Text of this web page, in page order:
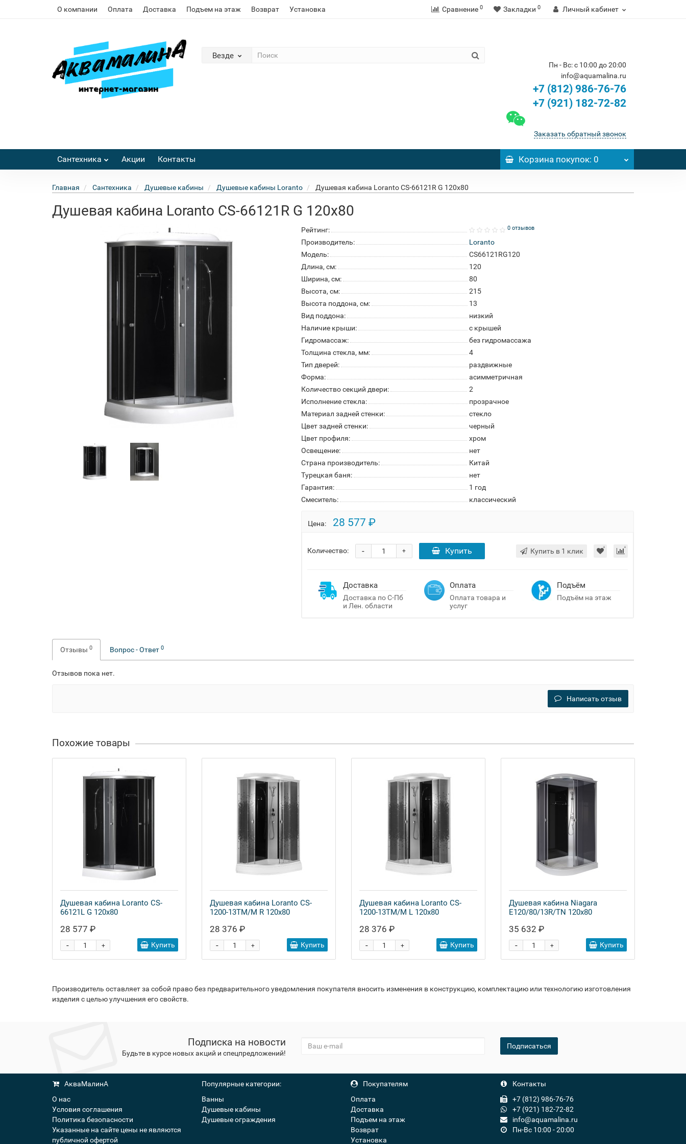
О компании Оплата Доставка Подъем на этаж Возврат Установка Сравнение 0 Закладки 0 Личный кабинет
Везде
Пн - Вс: с 10:00 до 20:00
info@aquamalina.ru
+7 (812) 986-76-76
+7 (921) 182-72-82
Заказать обратный звонок
Сантехника Акции Контакты Корзинапокупок: 0
Главная Сантехника Душевые кабины Душевые кабины Loranto Душевая кабина Loranto CS-66121R G 120x80
Душевая кабина Loranto CS-66121R G 120x80
Рейтинг: 0 отзывов
Производитель:
Loranto
Модель:
CS66121RG120
Длина, см:
120
Ширина, см:
80
Высота, см:
215
Высота поддона, см:
13
Вид поддона:
низкий
Наличие крыши:
с крышей
Гидромассаж:
без гидромассажа
Толщина стекла, мм:
4
Тип дверей:
раздвижные
Форма:
асимметричная
Количество секций двери:
2
Исполнение стекла:
прозрачное
Материал задней стенки:
стекло
Цвет задней стенки:
черный
Цвет профиля:
хром
Освещение:
нет
Страна производитель:
Китай
Турецкая баня:
нет
Гарантия:
1 год
Смеситель:
классический
Цена: 28 577 ₽
Количество: +
- Купить Купить в 1 клик
Доставка
Доставка по С-Пб
и Лен. области
Оплата
Оплата товара и
услуг
Подъём
Подъём на этаж
Отзывы 0 Вопрос - Ответ 0
Отзывов пока нет.
Написать отзыв
Похожие товары
Душевая кабина Loranto CS-
66121L G 120x80
28 577 ₽
+
- Купить
Душевая кабина Loranto CS-
1200-13TM/M R 120x80
28 376 ₽
+
- Купить
Душевая кабина Loranto CS-
1200-13TM/M L 120x80
28 376 ₽
+
- Купить
Душевая кабина Niagara
E120/80/13R/TN 120x80
35 632 ₽
+
- Купить
Производитель оставляет за собой право без предварительного уведомления покупателя вносить изменения в конструкцию, комплектацию или технологию изготовления
изделия с целью улучшения его свойств.
Подписка на новости
Будьте в курсе новых акций и спецпредложений!
Подписаться
АкваМалинА
О нас
Условия соглашения
Политика безопасности
Указанные на сайте цены не являются
публичной офертой
Популярные категории:
Ванны
Душевые кабины
Душевые ограждения
Покупателям
Оплата
Доставка
Подъем на этаж
Возврат
Установка
Контакты
+7 (812) 986-76-76
+7 (921) 182-72-82
info@aquamalina.ru
Пн-Вс 10:00 - 20:00